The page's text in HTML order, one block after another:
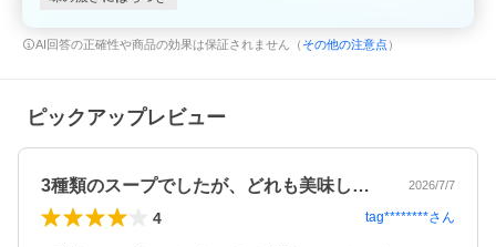
AI回答の正確性や商品の効果は保証されません（ その他の注意点 ）
ピックアップレビュー
3種類のスープでしたが、どれも美味しか… 2026/7/7
4 tag********さん